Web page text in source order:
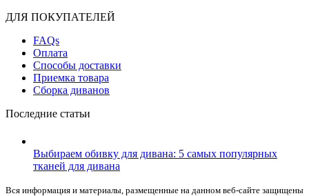
ДЛЯ ПОКУПАТЕЛЕЙ
FAQs
Оплата
Способы доставки
Приемка товара
Сборка диванов
Последние статьи
Выбираем обивку для дивана: 5 самых популярных
тканей для дивана
Вся информация и материалы, размещенные на данном веб-сайте защищены